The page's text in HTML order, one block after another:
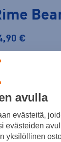
€
avulla
evästeitä,
evästeiden
yksilöllinen